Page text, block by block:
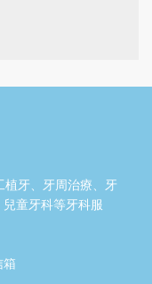
植牙、牙周治療、牙
童牙科等牙科服
箱